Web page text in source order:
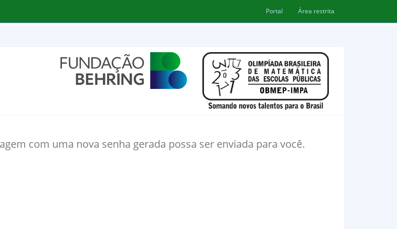
Portal Área restrita
com uma nova senha gerada possa ser enviada para você.